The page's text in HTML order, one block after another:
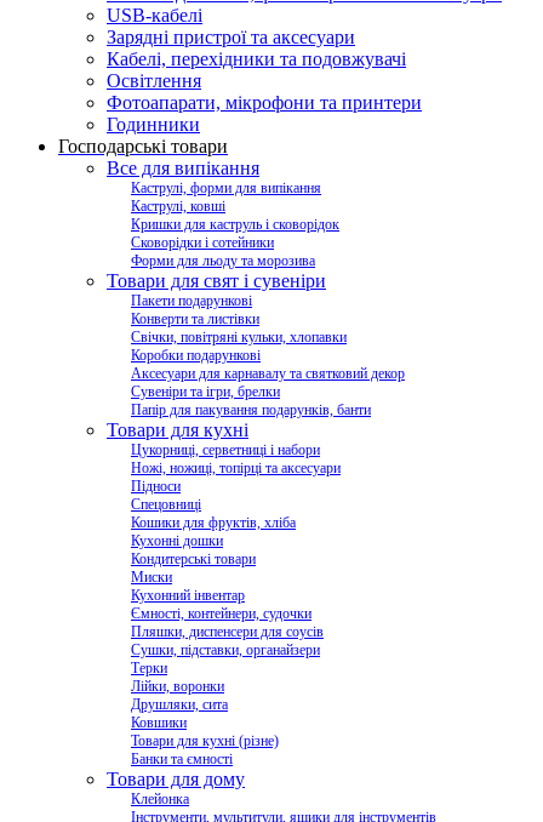
USB-кабелі
Зарядні пристрої та аксесуари
Кабелі, перехідники та подовжувачі
Освітлення
Фотоапарати, мікрофони та принтери
Годинники
Господарські товари
Все для випікання
Каструлі, форми для випікання
Каструлі, ковші
Кришки для каструль і сковорідок
Сковорідки і сотейники
Форми для льоду та морозива
Товари для свят і сувеніри
Пакети подарункові
Конверти та листівки
Свічки, повітряні кульки, хлопавки
Коробки подарункові
Аксесуари для карнавалу та святковий декор
Сувеніри та ігри, брелки
Папір для пакування подарунків, банти
Товари для кухні
Цукорниці, серветниці і набори
Ножі, ножиці, топірці та аксесуари
Підноси
Спецовниці
Кошики для фруктів, хліба
Кухонні дошки
Кондитерські товари
Миски
Кухонний інвентар
Ємності, контейнери, судочки
Пляшки, диспенсери для соусів
Сушки, підставки, органайзери
Терки
Лійки, воронки
Друшляки, сита
Ковшики
Товари для кухні (різне)
Банки та ємності
Товари для дому
Клейонка
Інструменти, мультитули, ящики для інструментів